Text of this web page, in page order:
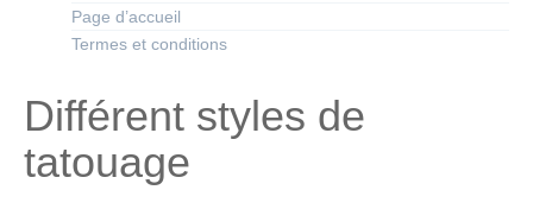
Page d’accueil
Termes et conditions
Différent styles de
tatouage